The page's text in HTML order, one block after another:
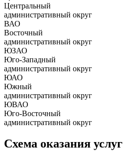
Центральный
административный округ
ВАО
Восточный
административный округ
ЮЗАО
Юго-Западный
административный округ
ЮАО
Южный
административный округ
ЮВАО
Юго-Восточный
административный округ
Схема оказания услуг